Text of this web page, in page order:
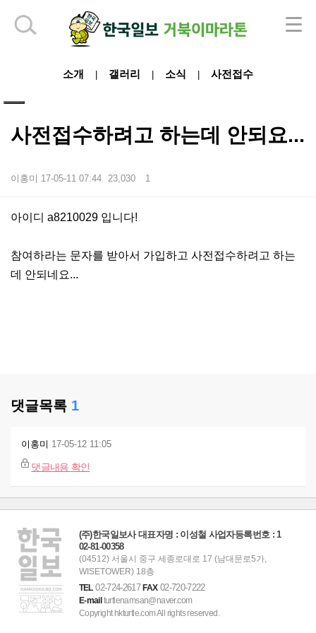
소개 갤러리 소식 사전접수
사전접수하려고 하는데 안되요...
이홍미 17-05-11 07:44 23,030 1
본문
아이디 a8210029 입니다!
참여하라는 문자를 받아서 가입하고 사전접수하려고 하는
데 안되네요...
댓글목록 1
이홍미 17-05-12 11:05
댓글내용 확인
하단 영역
(주)한국일보사 대표자명 : 이성철 사업자등록번호 : 1
02-81-00358
(04512) 서울시 중구 세종로대로 17 (남대문로5가,
WISETOWER) 18층
TEL02-724-2617FAX02-720-7222
E-mailturtlenamsan@naver.com
Copyright hkturtle.com All rights reserved.